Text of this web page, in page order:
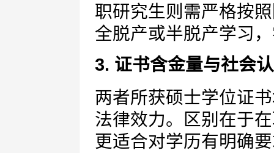
职研究生则需严格按
全脱产或半脱产学习
3. 证书含金量与社会
两者所获硕士学位证
法律效力。区别在于
更适合对学历有明确